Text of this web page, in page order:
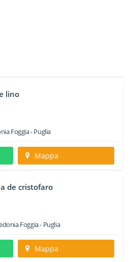
lino
Foggia -Puglia
Mappa
de cristofaro
Foggia - Puglia
Mappa